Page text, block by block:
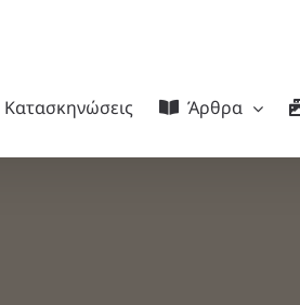
Κατασκηνώσεις Άρθρα